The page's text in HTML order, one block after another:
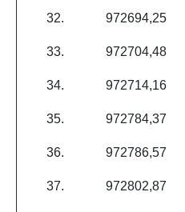
32. 972694,25
33. 972704,48
34. 972714,16
35. 972784,37
36. 972786,57
37. 972802,87